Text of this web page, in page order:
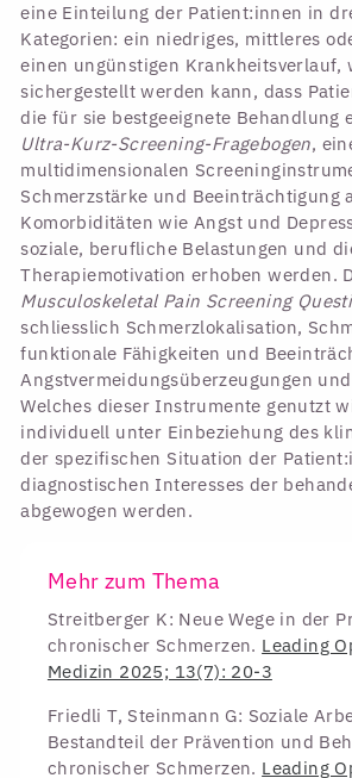
eine Einteilung der Patient:innen in
Kategorien: ein niedriges, mittleres
einen ungünstigen Krankheitsverlauf,
sichergestellt werden kann, dass
die für sie bestgeeignete Behandlung
Ultra-Kurz-Screening-Fragebogen,
multidimensionalen
Schmerzstärke und Beeinträchtigung
Komorbiditäten wie Angst und
soziale, berufliche Belastungen und
Therapiemotivation erhoben werden.
Musculoskeletal Pain Screening
schliesslich Schmerzlokalisation,
funktionale Fähigkeiten und
Angstvermeidungsüberzeugungen
Welches dieser Instrumente genutzt
individuell unter Einbeziehung des
der spezifischen Situation der
diagnostischen Interesses der
abgewogen werden.
Mehr zum Thema
Streitberger K: Neue Wege in der
chronischer Schmerzen. Leading
Medizin 2025; 13(7): 20-3
Friedli T, Steinmann G: Soziale
Bestandteil der Prävention und
chronischer Schmerzen. Leading